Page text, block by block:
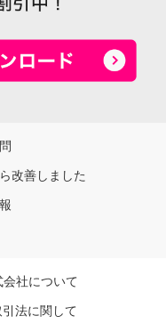
改善しました
社について
法に関して